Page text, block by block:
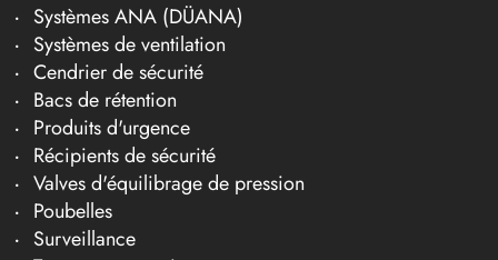
Systèmes ANA (DÜANA)
Systèmes de ventilation
Cendrier de sécurité
Bacs de rétention
Produits d'urgence
Récipients de sécurité
Valves d'équilibrage de pression
Poubelles
Surveillance